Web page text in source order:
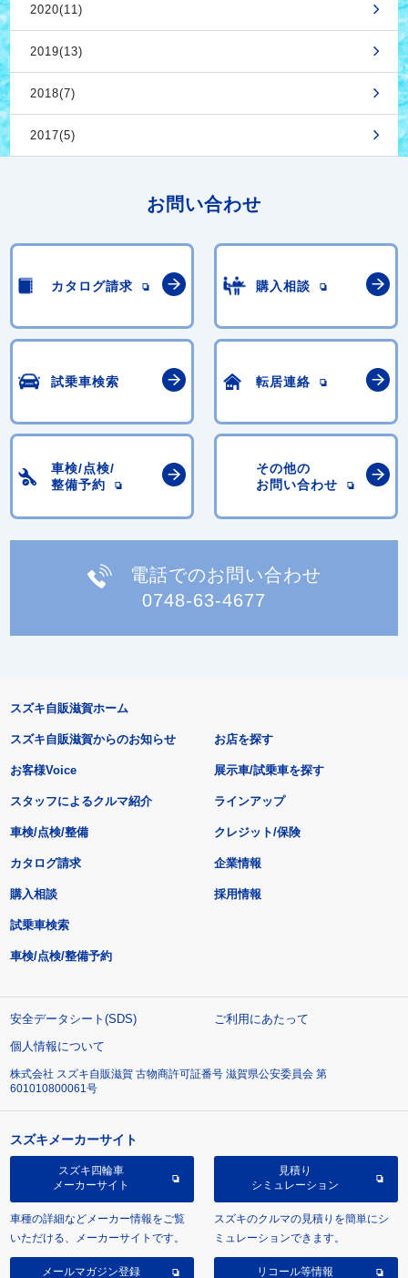
2020(11)
2019(13)
2018(7)
2017(5)
お問い合わせ
カタログ請求 購入相談
試乗車検索 転居連絡
車検/点検/
整備予約
その他の
お問い合わせ
電話でのお問い合わせ
0748-63-4677
スズキ自販滋賀ホーム
スズキ自販滋賀からのお知らせ
お客様Voice
スタッフによるクルマ紹介
お店を探す
展示車/試乗車を探す
ラインアップ
車検/点検/整備 クレジット/保険
カタログ請求
購入相談
試乗車検索
車検/点検/整備予約
企業情報
採用情報
安全データシート(SDS)
ご利用にあたって
個人情報について
株式会社 スズキ自販滋賀 古物商許可証番号 滋賀県公安委員会 第
601010800061号
スズキメーカーサイト
スズキ四輪車
メーカーサイト
車種の詳細などメーカー情報をご覧
いただける、メーカーサイトです。
見積り
シミュレーション
スズキのクルマの見積りを簡単にシ
ミュレーションできます。
メールマガジン登録 リコール等情報